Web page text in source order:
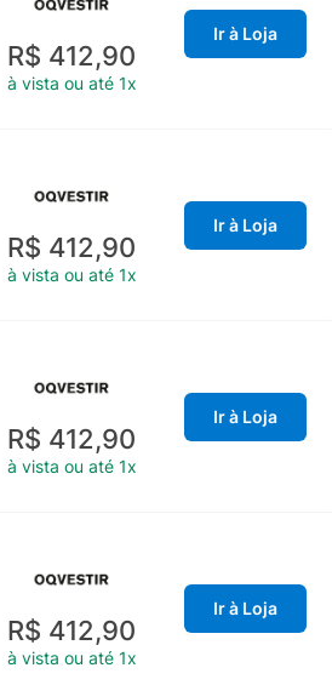
R$ 412,90
à vista ou até 1x
Ir à Loja
R$ 412,90
à vista ou até 1x
Ir à Loja
R$ 412,90
à vista ou até 1x
Ir à Loja
R$ 412,90
à vista ou até 1x
Ir à Loja